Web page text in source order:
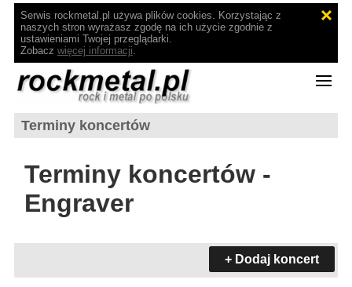
Serwis rockmetal.pl używa plików cookies. Korzystając z
naszych stron wyrażasz zgodę na ich użycie zgodnie z
ustawieniami Twojej przeglądarki.
Zobacz więcej informacji.
Terminy koncertów
Terminy koncertów -
Engraver
+ Dodaj koncert